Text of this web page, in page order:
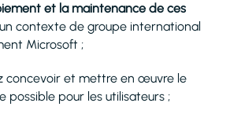
et la maintenance de ces
contexte de groupe international
Microsoft ;
concevoir et mettre en œuvre le
possible pour les utilisateurs ;